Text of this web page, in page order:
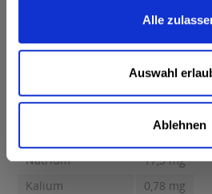
Alle
Auswahl
Ablehnen
Nährwertangaben
Calcium 21,8 mg Magnesium 5,6 mg
Calcium
21,8 mg
5,6 mg
Natrium
17,3 mg
Kalium
0,78 mg